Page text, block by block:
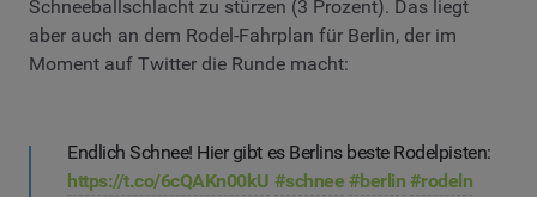
Schneeballschlacht zu stürzen (3 Prozent). Das liegt
aber auch an dem Rodel-Fahrplan für Berlin, der im
Moment auf Twitter die Runde macht:
Endlich Schnee! Hier gibt es Berlins beste Rodelpisten:
https://t.co/6cQAKn00kU #schnee #berlin #rodeln